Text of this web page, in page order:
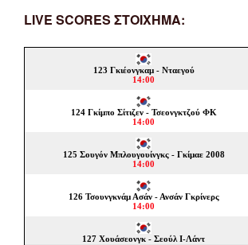
LIVE SCORES ΣΤΟΙΧΗΜΑ: